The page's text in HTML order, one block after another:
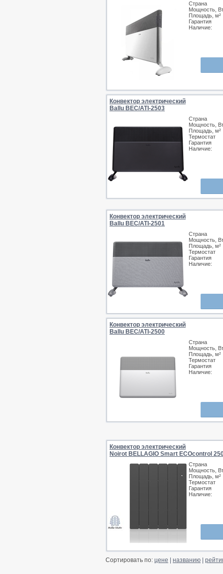
Страна
Мощность,
Площадь, м²
Гарантия
Наличие:
Конвектор электрический
Ballu BEC/ATI-2503
Страна
Мощность,
Площадь, м²
Термостат
Гарантия
Наличие:
Конвектор электрический
Ballu BEC/ATI-2501
Страна
Мощность,
Площадь, м²
Термостат
Гарантия
Наличие:
Конвектор электрический
Ballu BEC/ATI-2500
Страна
Мощность,
Площадь, м²
Термостат
Гарантия
Наличие:
Конвектор электрический
Noirot BELLAGIO Smart ECOcontrol
Страна
Мощность,
Площадь, м²
Термостат
Гарантия
Наличие:
Сортировать по: цене названию